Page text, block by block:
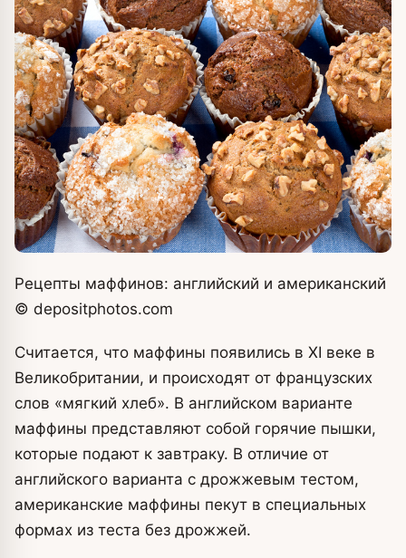
Рецепты маффинов: английский и американский
© depositphotos.com
Считается, что маффины появились в ХІ веке в
Великобритании, и происходят от французских
слов «мягкий хлеб». В английском варианте
маффины представляют собой горячие пышки,
которые подают к завтраку. В отличие от
английского варианта с дрожжевым тестом,
американские маффины пекут в специальных
формах из теста без дрожжей.